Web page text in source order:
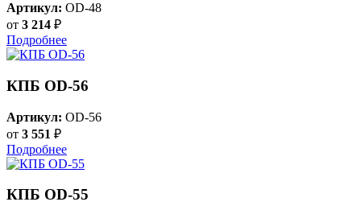
Артикул: OD-48
от 3 214 ₽
Подробнее
КПБ OD-56
Артикул: OD-56
от 3 551 ₽
Подробнее
КПБ OD-55